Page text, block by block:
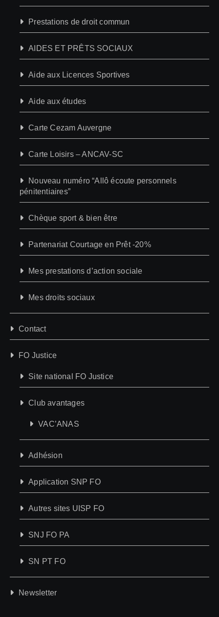
Prestations de droit commun
AIDES ET PRÊTS SOCIAUX
Aide aux Licences Sportives
Aide aux études
Carte Cezam Auvergne
Carte Loisirs – ANCAV-SC
Nouveau numéro “Allô écoute personnels
pénitentiaires”
Chèque sport & bien être
Partenariat Courtage en Prêt -20%
Mes prestations d’action sociale
Mes droits sociaux
Contact
FO Justice
Site national FO Justice
Club avantages
VAC’ANAS
Adhésion
Application SNP FO
Autres sites UISP FO
SNJ FO PA
SN PT FO
Newsletter